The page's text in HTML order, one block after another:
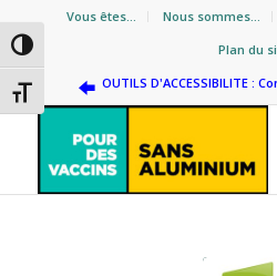
Passer en contraste élevé
Changer la taille de la police
Vous êtes… Nous sommes…
Plan du
OUTILS D'ACCESSIBILITE :